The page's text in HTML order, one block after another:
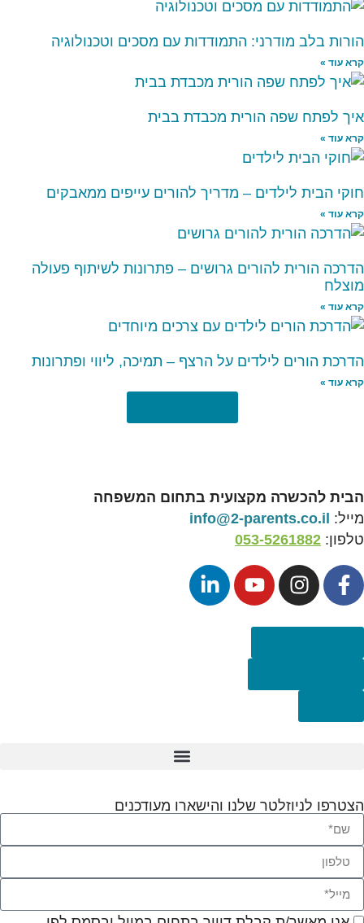
הורות בלב מודרני: התמודדות עם מסכים וטכנולוגיה
קרא עוד »
איך לפתח שפה הורית מכבדת בבית
קרא עוד »
חוקי הבית לילדים – מדריך להורים עייפים ממאבקים
קרא עוד »
הדרכה הורית להורים גרושים – פתרונות לשיתוף פעולה
מוצלח
קרא עוד »
הדרכת הורים לילדים על הרצף – תמיכה, ליווי ופתרונות
קרא עוד »
הבית להכשרה מקצועית בתחום המשפחה
מייל: info@2-parents.co.il
טלפון: 053-5261882
הצטרפו לניוזלטר שלנו והישארו מעודכנים